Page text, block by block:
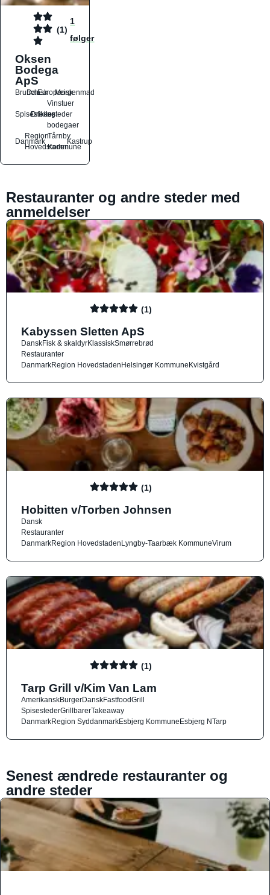
(1)
1
følger
Oksen
Bodega
ApS
Brunch
DanskEuropæiskMorgenmad
Spisesteder
Drikkesteder
Vinstuer
og
bodegaer
Danmark
Region
Hovedstaden
Tårnby
Kommune
Kastrup
Restauranter og andre steder med
anmeldelser
(1)
Kabyssen Sletten ApS
DanskFisk & skaldyrKlassiskSmørrebrød
Restauranter
DanmarkRegion HovedstadenHelsingør KommuneKvistgård
(1)
Hobitten v/Torben Johnsen
Dansk
Restauranter
DanmarkRegion HovedstadenLyngby-Taarbæk KommuneVirum
(1)
Tarp Grill v/Kim Van Lam
AmerikanskBurgerDanskFastfoodGrill
SpisestederGrillbarerTakeaway
DanmarkRegion SyddanmarkEsbjerg KommuneEsbjerg NTarp
Senest ændrede restauranter og
andre steder